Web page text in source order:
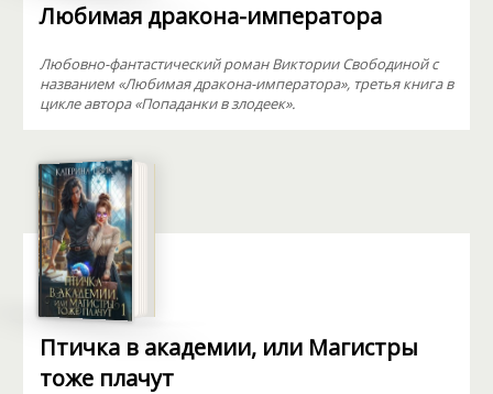
Любимая дракона-императора
Любовно-фантастический роман Виктории Свободиной с
названием «Любимая дракона-императора», третья книга в
цикле автора «Попаданки в злодеек».
Птичка в академии, или Магистры
тоже плачут